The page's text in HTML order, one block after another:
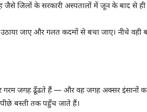
जैसे जिलों के सरकारी अस्पतालों में जून के बाद से
जाए और गलत कदमों से बचा जाए। नीचे
जगह ढूँढते हैं — और वह जगह अक्सर इंसानों
बस्ती तक पहुँच जाते हैं।